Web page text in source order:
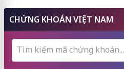
CHỨNG KHOÁN VIỆT NAM
Tìm kiếm mã chứng khoán...